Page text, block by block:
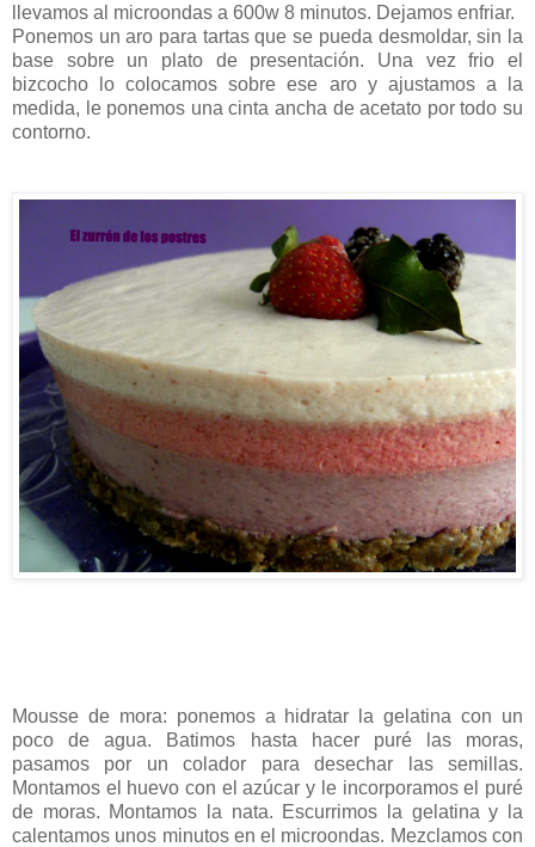
llevamos al microondas a 600w 8 minutos. Dejamos enfriar.
Ponemos un aro para tartas que se pueda desmoldar, sin la
base sobre un plato de presentación. Una vez frio el
bizcocho lo colocamos sobre ese aro y ajustamos a la
medida, le ponemos una cinta ancha de acetato por todo su
contorno.
Mousse de mora: ponemos a hidratar la gelatina con un
poco de agua. Batimos hasta hacer puré las moras,
pasamos por un colador para desechar las semillas.
Montamos el huevo con el azúcar y le incorporamos el puré
de moras. Montamos la nata. Escurrimos la gelatina y la
calentamos unos minutos en el microondas. Mezclamos con